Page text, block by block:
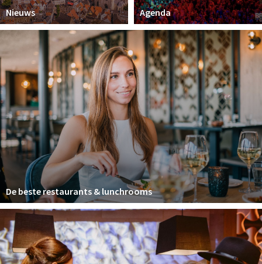
Eten
Drinken
Slapen
Recreatief
Winkels
Winkelgebieden
Parkeren
Bezienswaardigheden
Musea, theaters & podia
Uitjes & activiteiten
Toeristische routes
Natuurgebieden
Baroniepoorten
Nieuws Agenda
De beste restaurants & lunchrooms